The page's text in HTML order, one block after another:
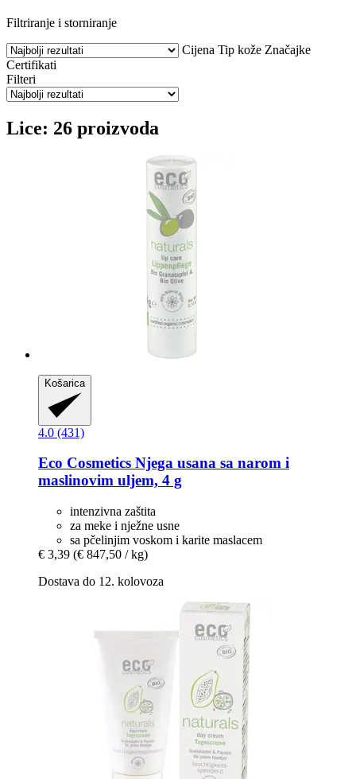
Filtriranje i storniranje
Cijena Tip kože Značajke
Certifikati
Filteri
Lice: 26 proizvoda
Košarica
4.0 (431)
Eco Cosmetics Njega usana sa narom i
maslinovim uljem, 4 g
intenzivna zaštita
za meke i nježne usne
sa pčelinjim voskom i karite maslacem
€ 3,39 (€ 847,50 / kg)
Dostava do 12. kolovoza